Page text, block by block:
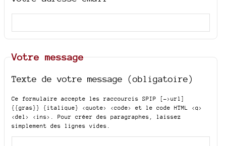
Votre message
Texte de votre message (obligatoire)
Ce formulaire accepte les raccourcis SPIP
[->url]
{{gras}} {italique} <quote> <code>
et le code HTML <q>
<del> <ins>
. Pour créer des paragraphes, laissez
simplement des lignes vides.